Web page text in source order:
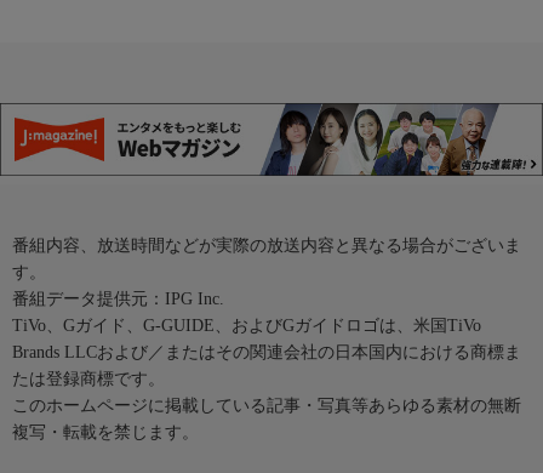
番組内容、放送時間などが実際の放送内容と異なる場合がございま
す。
番組データ提供元：IPG Inc.
TiVo、Gガイド、G-GUIDE、およびGガイドロゴは、米国TiVo
Brands LLCおよび／またはその関連会社の日本国内における商標ま
たは登録商標です。
このホームページに掲載している記事・写真等あらゆる素材の無断
複写・転載を禁じます。